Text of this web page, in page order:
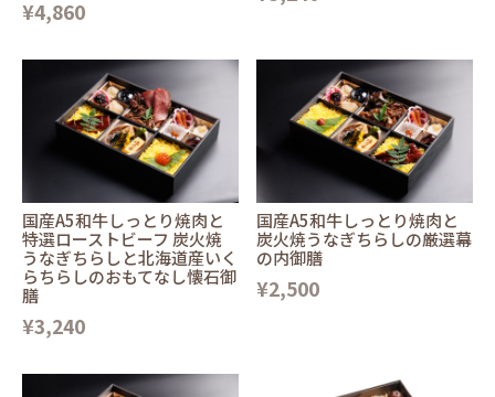
¥4,860
国産A5和牛しっとり焼肉と
特選ローストビーフ 炭火焼
うなぎちらしと北海道産いく
らちらしのおもてなし懐石御
膳
¥3,240
国産A5和牛しっとり焼肉と
炭火焼うなぎちらしの厳選幕
の内御膳
¥2,500